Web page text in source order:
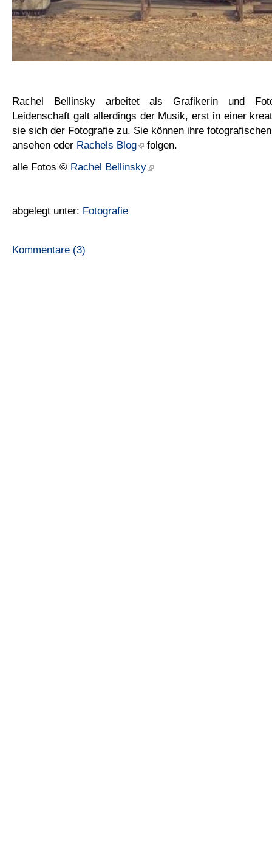
Rachel Bellinsky arbeitet als Grafikerin und
Leidenschaft galt allerdings der Musik, erst in einer
sie sich der Fotografie zu. Sie können ihre
ansehen oder Rachels Blog
folgen.
alle Fotos © Rachel Bellinsky
abgelegt unter: Fotografie
Kommentare (3)